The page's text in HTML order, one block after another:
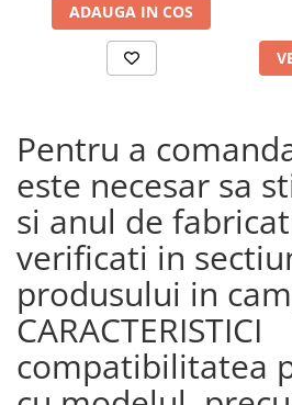
ADAUGA IN COS
Pentru a
este necesar sa
si anul de
verificati in
produsului in
CARACTERISTICI
compatibilitatea